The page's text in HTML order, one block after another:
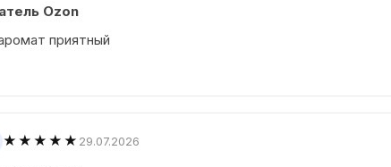
Ozon
приятный
★★★★★ 29.07.2026